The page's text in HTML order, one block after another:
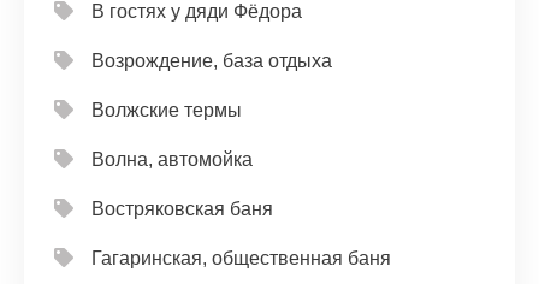
В гостях у дяди Фёдора
Возрождение, база отдыха
Волжские термы
Волна, автомойка
Востряковская баня
Гагаринская, общественная баня